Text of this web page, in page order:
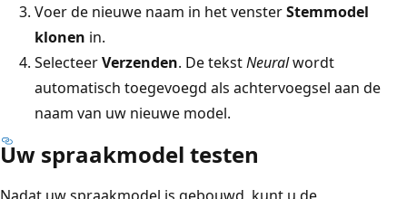
Voer de nieuwe naam in het vensterStemmodel
klonen in.
SelecteerVerzenden. De tekstNeuralwordt
automatisch toegevoegd als achtervoegsel aan de
naam van uw nieuwe model.
Uw spraakmodel testen